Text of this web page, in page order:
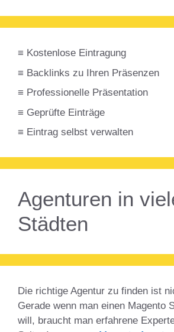
≡ Kostenlose Eintragung
≡ Backlinks zu Ihren Präsenzen
≡ Professionelle Präsentation
≡ Geprüfte Einträge
≡ Eintrag selbst verwalten
Agenturen in
Städten
Die richtige Agentur zu finden ist
Gerade wenn man einen Magento
will, braucht man erfahrene